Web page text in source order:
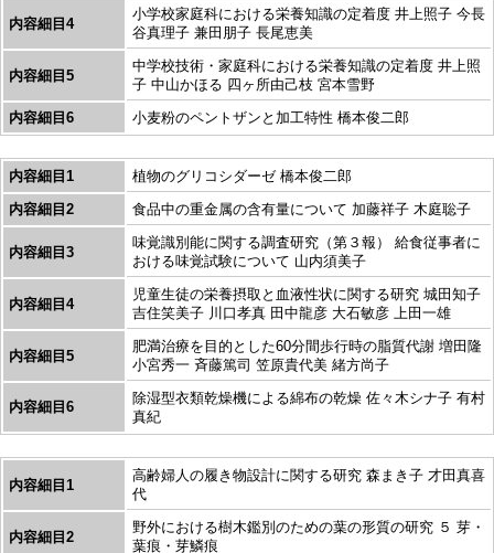
内容細目4
小学校家庭科における栄養知識の定着度 井上照子 今長
谷真理子 兼田朋子 長尾恵美
内容細目5
中学校技術・家庭科における栄養知識の定着度 井上照
子 中山かほる 四ヶ所由己枝 宮本雪野
内容細目6
小麦粉のペントザンと加工特性 橋本俊二郎
内容細目1
植物のグリコシダーゼ 橋本俊二郎
内容細目2
食品中の重金属の含有量について 加藤祥子 木庭聡子
内容細目3
味覚識別能に関する調査研究（第３報） 給食従事者に
おける味覚試験について 山内須美子
内容細目4
児童生徒の栄養摂取と血液性状に関する研究 城田知子
吉住笑美子 川口孝真 田中龍彦 大石敏彦 上田一雄
内容細目5
肥満治療を目的とした60分間歩行時の脂質代謝 増田隆
小宮秀一 斉藤篤司 笠原貴代美 緒方尚子
内容細目6
除湿型衣類乾燥機による綿布の乾燥 佐々木シナ子 有村
真紀
内容細目1
高齢婦人の履き物設計に関する研究 森まき子 才田真喜
代
内容細目2
野外における樹木鑑別のための葉の形質の研究 ５ 芽・
葉痕・芽鱗痕